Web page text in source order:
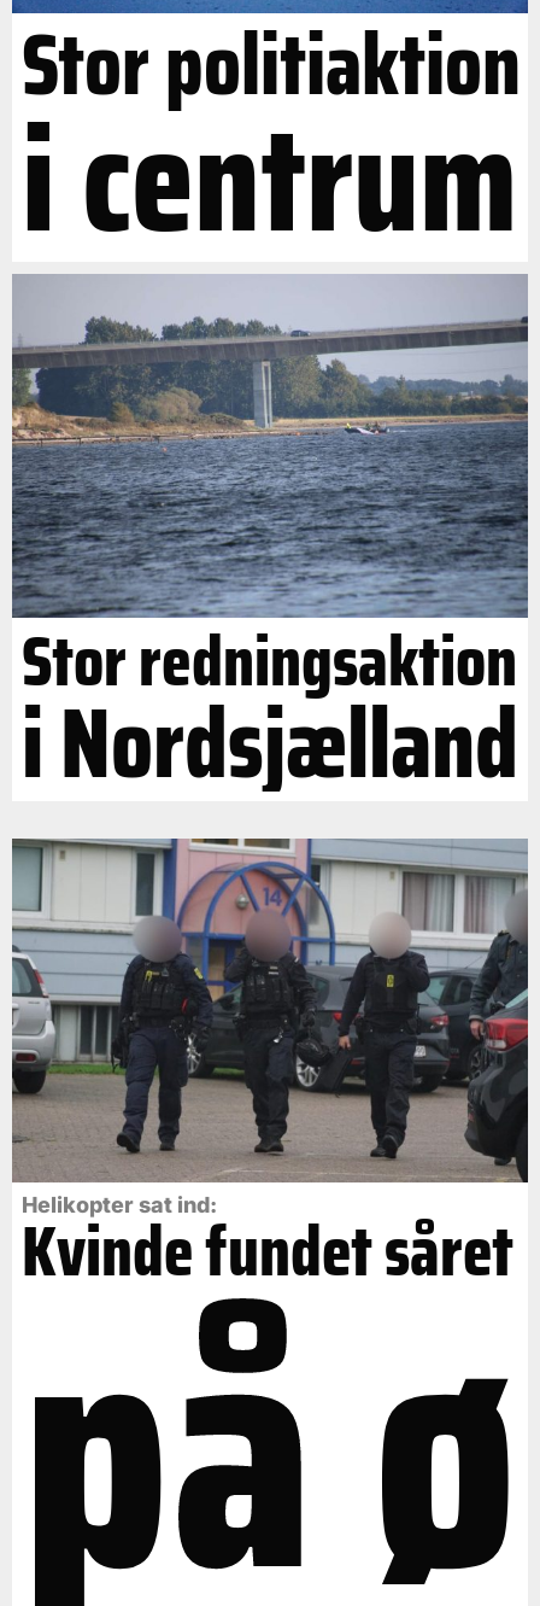
Stor politiaktion
i centrum
Stor redningsaktion
i Nordsjælland
Helikopter sat ind:
Kvinde fundet såret
på ø